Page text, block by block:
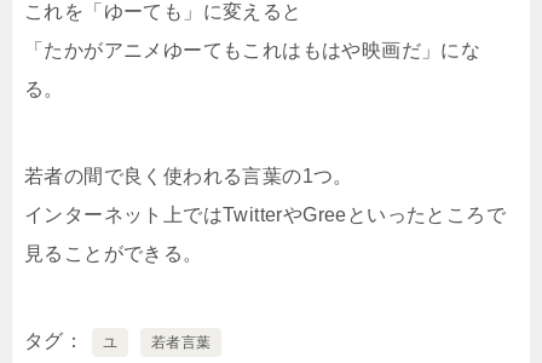
これを「ゆーても」に変えると
「たかがアニメゆーてもこれはもはや映画だ」にな
る。
若者の間で良く使われる言葉の1つ。
インターネット上ではTwitterやGreeといったところで
見ることができる。
タグ ユ 若者言葉